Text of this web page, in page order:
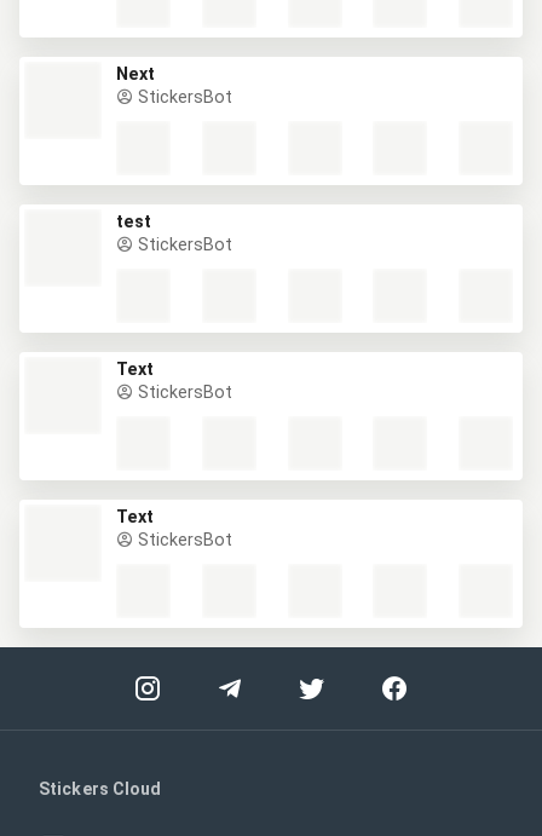
Next
StickersBot
test
StickersBot
Text
StickersBot
Text
StickersBot
Stickers Cloud